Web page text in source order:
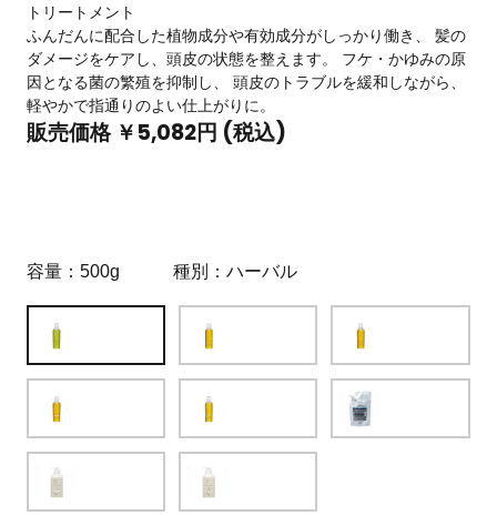
トリートメント
ふんだんに配合した植物成分や有効成分がしっかり働き、 髪の
ダメージをケアし、頭皮の状態を整えます。 フケ・かゆみの原
因となる菌の繁殖を抑制し、 頭皮のトラブルを緩和しながら、
軽やかで指通りのよい仕上がりに。
販売価格 ￥5,082円 (税込)
容量 500g 種別 ハーバル